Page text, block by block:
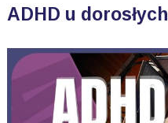
ADHD u dorosłych